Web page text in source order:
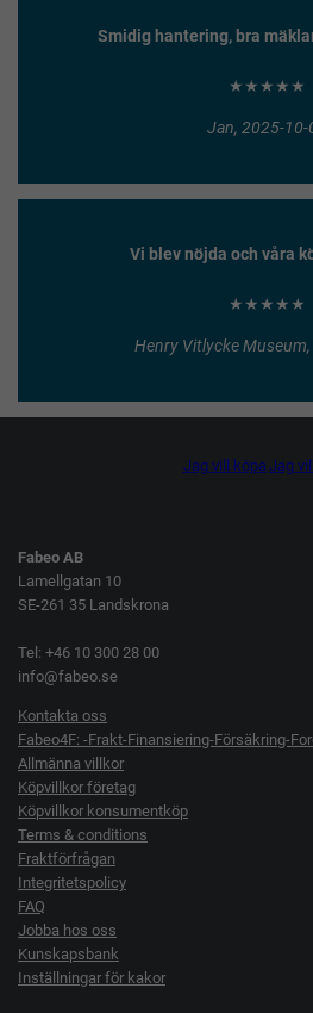
Smidig hantering, bra
★★★★★
Jan, 2025-10-
Vi blev nöjda och våra
★★★★★
Henry Vitlycke
Jag vill köpa Jag
Fabeo AB
Lamellgatan 10
SE-261 35 Landskrona
Tel: +46 10 300 28 00
info@fabeo.se
Kontakta oss
Fabeo4F: -Frakt-Finansiering-Försäkring-
Allmänna villkor
Köpvillkor företag
Köpvillkor konsumentköp
Terms & conditions
Fraktförfrågan
Integritetspolicy
FAQ
Jobba hos oss
Kunskapsbank
Inställningar för kakor